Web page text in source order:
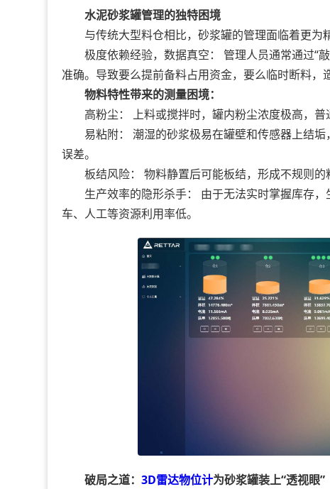
水泥砂浆罐管理的独特困境
与传统大型料仓相比，砂浆罐的管理面临着更为精
极度依赖经验，数据真空： 管理人员通常通过“
准确。导致要么提前备料占用资金，要么临时断料，
物料特性带来的测量困境：
高粉尘： 上料或搅拌时，罐内粉尘浓度极高，普
易粘附： 潮湿的砂浆极易在罐壁和传感器上结垢
误差。
板结风险： 物料静置后可能板结，形成不规则的
生产效率的隐形杀手： 由于无法实时掌握库存，
车、人工等资源利用率低。
破局之道：3D雷达物位计为砂浆罐装上“透视眼”